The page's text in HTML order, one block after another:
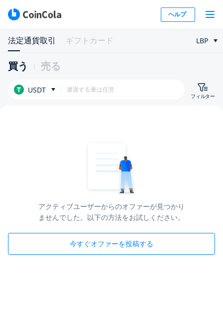
ヘルプ
法定通貨取引 ギフトカード LBP
買う 売る
USDT
フィルター
アクティブユーザーからのオファーが見つかり
ませんでした。以下の方法をお試しください。
今すぐオファーを投稿する